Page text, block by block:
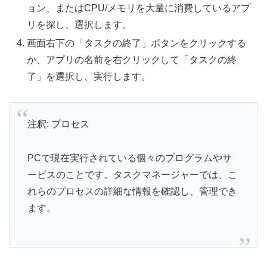
ョン、またはCPU/メモリを大量に消費しているアプ
リを探し、選択します。
画面右下の「タスクの終了」ボタンをクリックする
か、アプリの名前を右クリックして「タスクの終
了」を選択し、実行します。
注釈: プロセス
PCで現在実行されている個々のプログラムやサ
ービスのことです。タスクマネージャーでは、こ
れらのプロセスの詳細な情報を確認し、管理でき
ます。